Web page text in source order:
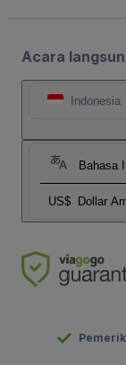
Acara
Indonesia
Bahasa
US$ Dollar